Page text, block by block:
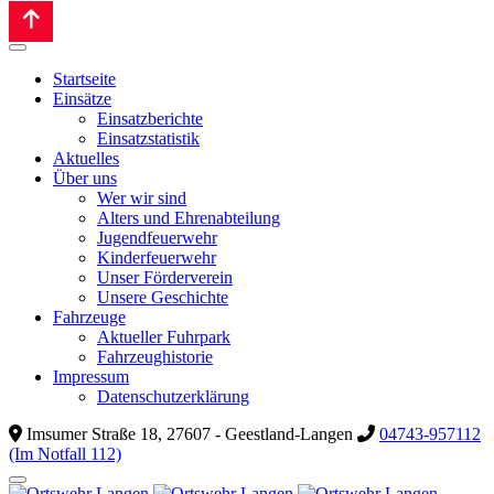
Startseite
Einsätze
Einsatzberichte
Einsatzstatistik
Aktuelles
Über uns
Wer wir sind
Alters und Ehrenabteilung
Jugendfeuerwehr
Kinderfeuerwehr
Unser Förderverein
Unsere Geschichte
Fahrzeuge
Aktueller Fuhrpark
Fahrzeughistorie
Impressum
Datenschutzerklärung
Imsumer Straße 18, 27607 - Geestland-Langen
04743-957112
(Im Notfall 112)